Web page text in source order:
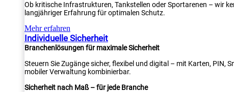
Ob kritische Infrastrukturen, Tankstellen oder Sportarenen – wir
langjähriger Erfahrung für optimalen Schutz.
Mehr erfahren
Individuelle Sicherheit
Branchenlösungen für maximale Sicherheit
Steuern Sie Zugänge sicher, flexibel und digital – mit Karten, PIN,
mobiler Verwaltung kombinierbar.
Sicherheit nach Maß – für jede Branche